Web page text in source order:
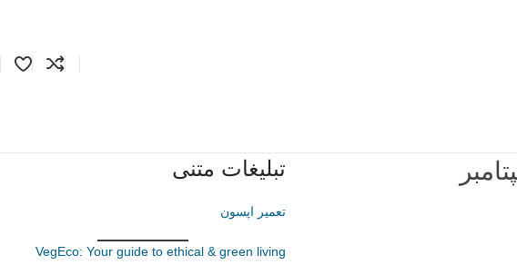
تبلیغات متنی
تعمیر اپسون
VegEco: Your guide to ethical & green living